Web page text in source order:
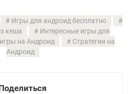
Игры для андроид бесплатно
кеша
Интересные игры для
на Андроид
Стратегии на
Андроид